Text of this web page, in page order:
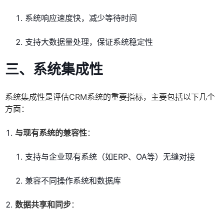
系统响应速度快，减少等待时间
支持大数据量处理，保证系统稳定性
三、 系统集成性
系统集成性是评估CRM系统的重要指标，主要包括以下几个
方面：
与现有系统的兼容性：
支持与企业现有系统（如ERP、OA等）无缝对接
兼容不同操作系统和数据库
数据共享和同步：